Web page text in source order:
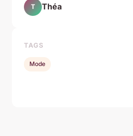
T Théa
TAGS
Mode